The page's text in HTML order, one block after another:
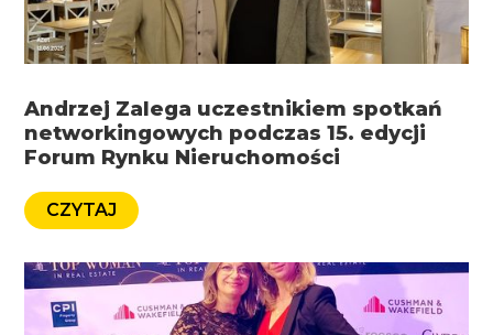
Andrzej Zalega uczestnikiem spotkań
networkingowych podczas 15. edycji
Forum Rynku Nieruchomości
CZYTAJ